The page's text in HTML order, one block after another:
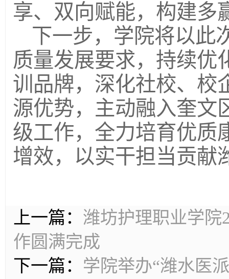
享、双向赋能，构建多
下一步，学院将以此
质量发展要求，持续优
训品牌，深化社校、校
源优势，主动融入奎文
级工作，全力培育优质
增效，以实干担当贡献
上一篇： 潍坊护理职业学院
作圆满完成
下一篇： 学院举办“潍水医